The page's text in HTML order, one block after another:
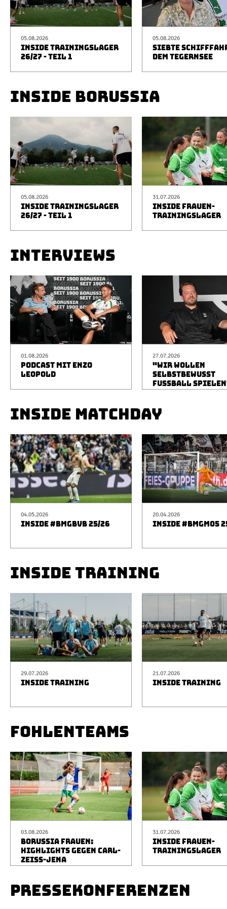
05.08.2026
INSIDE TRAININGSLAGER
26/27 - TEIL 1
05.08.2026
SIEBTE
DEM TEGERNSEE
INSIDE BORUSSIA
05.08.2026
INSIDE TRAININGSLAGER
26/27 - TEIL 1
31.07.2026
INSIDE FRAUEN-
TRAININGSLAGER
INTERVIEWS
01.08.2026
PODCAST MIT ENZO
LEOPOLD
27.07.2026
"WIR WOLLEN
SELBSTBEWUSST
FUSSBALL
INSIDE MATCHDAY
04.05.2026
INSIDE #BMGBVB 25/26
20.04.2026
INSIDE #BMGM05
INSIDE TRAINING
29.07.2026
INSIDE TRAINING
21.07.2026
INSIDE TRAINING
FOHLENTEAMS
03.08.2026
BORUSSIA FRAUEN:
HIGHLIGHTS GEGEN CARL-
ZEISS-JENA
31.07.2026
INSIDE FRAUEN-
TRAININGSLAGER
PRESSEKONFERENZEN